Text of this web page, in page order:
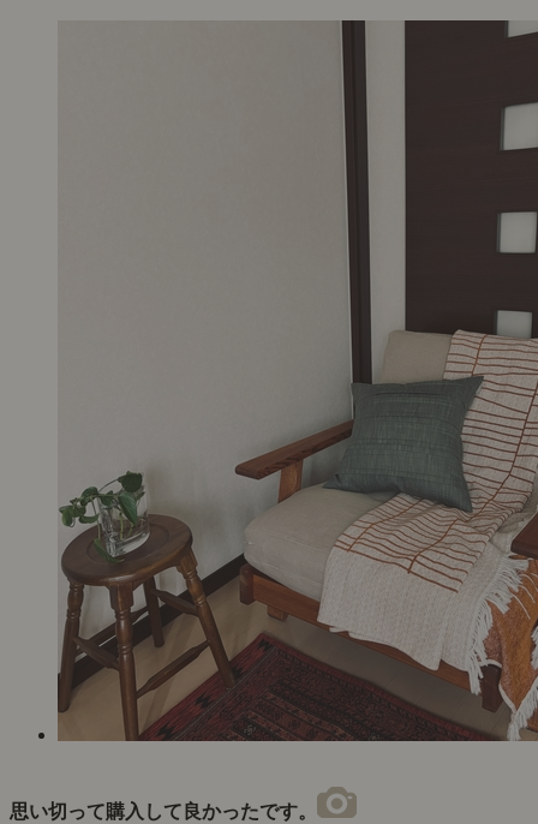
思い切って購入して良かったです。